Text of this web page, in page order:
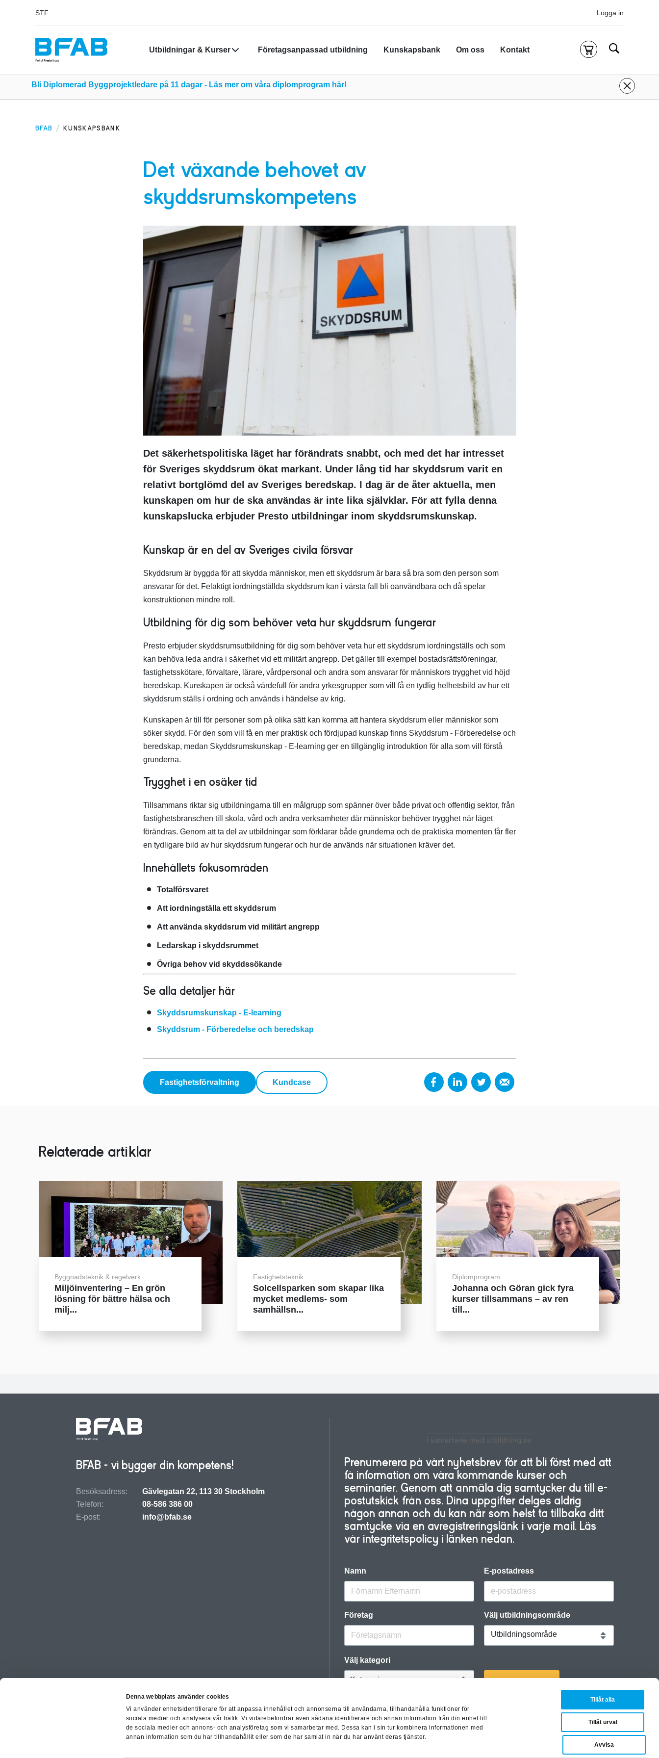
Denna webbplats använder cookies
Vi använder enhetsidentifierare för att anpassa innehållet och annonserna till användarna, tillhandahålla funktioner för
sociala medier och analysera vår trafik. Vi vidarebefordrar även sådana identifierare och annan information från din enhet till
de sociala medier och annons- och analysföretag som vi samarbetar med. Dessa kan i sin tur kombinera informationen med
annan information som du har tillhandahållit eller som de har samlat in när du har använt deras tjänster.
Tillåt alla
Tillåt urval
Avvisa
STF Logga in
Utbildningar & Kurser Företagsanpassad utbildning Kunskapsbank Om oss Kontakt Kassa
Sök
Bli Diplomerad Byggprojektledare på 11 dagar - Läs mer om våra diplomprogram här!
BFAB KUNSKAPSBANK
Det växande behovet av
skyddsrumskompetens
Det säkerhetspolitiska läget har förändrats snabbt, och med det har intresset
för Sveriges skyddsrum ökat markant. Under lång tid har skyddsrum varit en
relativt bortglömd del av Sveriges beredskap. I dag är de åter aktuella, men
kunskapen om hur de ska användas är inte lika självklar. För att fylla denna
kunskapslucka erbjuder Presto utbildningar inom skyddsrumskunskap.
Kunskap är en del av Sveriges civila försvar
Skyddsrum är byggda för att skydda människor, men ett skyddsrum är bara så bra som den person som
ansvarar för det. Felaktigt iordningställda skyddsrum kan i värsta fall bli oanvändbara och då spelar
konstruktionen mindre roll.
Utbildning för dig som behöver veta hur skyddsrum fungerar
Presto erbjuder skyddsrumsutbildning för dig som behöver veta hur ett skyddsrum iordningställs och som
kan behöva leda andra i säkerhet vid ett militärt angrepp. Det gäller till exempel bostadsrättsföreningar,
fastighetsskötare, förvaltare, lärare, vårdpersonal och andra som ansvarar för människors trygghet vid höjd
beredskap. Kunskapen är också värdefull för andra yrkesgrupper som vill få en tydlig helhetsbild av hur ett
skyddsrum ställs i ordning och används i händelse av krig.
Kunskapen är till för personer som på olika sätt kan komma att hantera skyddsrum eller människor som
söker skydd. För den som vill få en mer praktisk och fördjupad kunskap finns Skyddsrum - Förberedelse och
beredskap, medan Skyddsrumskunskap - E‑learning ger en tillgänglig introduktion för alla som vill förstå
grunderna.
Trygghet i en osäker tid
Tillsammans riktar sig utbildningarna till en målgrupp som spänner över både privat och offentlig sektor, från
fastighetsbranschen till skola, vård och andra verksamheter där människor behöver trygghet när läget
förändras. Genom att ta del av utbildningar som förklarar både grunderna och de praktiska momenten får fler
en tydligare bild av hur skyddsrum fungerar och hur de används när situationen kräver det.
Innehållets fokusområden
Totalförsvaret
Att iordningställa ett skyddsrum
Att använda skyddsrum vid militärt angrepp
Ledarskap i skyddsrummet
Övriga behov vid skyddssökande
Se alla detaljer här
Skyddsrumskunskap - E‑learning
Skyddsrum - Förberedelse och beredskap
Fastighetsförvaltning Kundcase
Relaterade artiklar
Byggnadsteknik & regelverk
Miljöinventering – En grön
lösning för bättre hälsa och
milj...
Fastighetsteknik
Solcellsparken som skapar lika
mycket medlems- som
samhällsn...
Diplomprogram
Johanna och Göran gick fyra
kurser tillsammans – av ren
till...
BFAB - vi bygger din kompetens!
Besöksadress:
Gävlegatan 22, 113 30 Stockholm
Telefon:
08-586 386 00
E-post:
info@bfab.se
I samarbete med utbildning.se
Prenumerera på vårt nyhetsbrev för att bli först med att
få information om våra kommande kurser och
seminarier. Genom att anmäla dig samtycker du till e-
postutskick från oss. Dina uppgifter delges aldrig
någon annan och du kan när som helst ta tillbaka ditt
samtycke via en avregistreringslänk i varje mail. Läs
vår integritetspolicy i länken nedan.
Namn E-postadress
Företag Välj utbildningsområde
Utbildningsområde
Välj kategori